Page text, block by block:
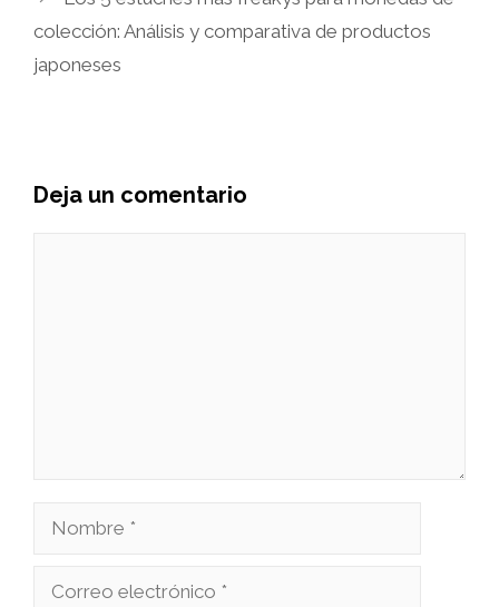
colección: Análisis y comparativa de productos
japoneses
Deja un comentario
Nombre
Correo